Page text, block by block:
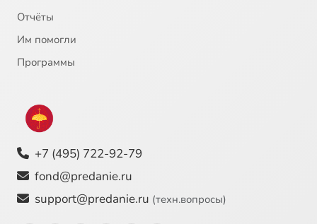
Отчёты
Им помогли
Программы
+7 (495) 722-92-79
fond@predanie.ru
support@predanie.ru (техн.вопросы)